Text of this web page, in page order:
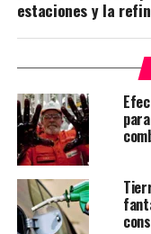
estaciones y la